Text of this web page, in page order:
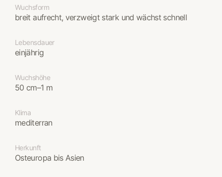
Wuchsform
breit aufrecht, verzweigt stark und wächst schnell
Lebensdauer
einjährig
Wuchshöhe
50 cm–1 m
Klima
mediterran
Herkunft
Osteuropa bis Asien